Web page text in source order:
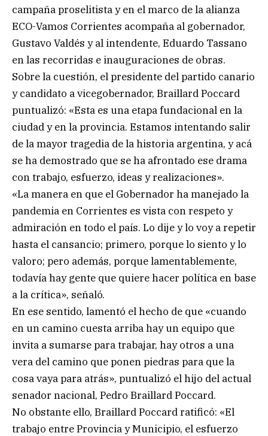
campaña proselitista y en el marco de la alianza
ECO-Vamos Corrientes acompaña al gobernador,
Gustavo Valdés y al intendente, Eduardo Tassano
en las recorridas e inauguraciones de obras.
Sobre la cuestión, el presidente del partido canario
y candidato a vicegobernador, Braillard Poccard
puntualizó: «Esta es una etapa fundacional en la
ciudad y en la provincia. Estamos intentando salir
de la mayor tragedia de la historia argentina, y acá
se ha demostrado que se ha afrontado ese drama
con trabajo, esfuerzo, ideas y realizaciones».
«La manera en que el Gobernador ha manejado la
pandemia en Corrientes es vista con respeto y
admiración en todo el país. Lo dije y lo voy a repetir
hasta el cansancio; primero, porque lo siento y lo
valoro; pero además, porque lamentablemente,
todavía hay gente que quiere hacer política en base
a la crítica», señaló.
En ese sentido, lamentó el hecho de que «cuando
en un camino cuesta arriba hay un equipo que
invita a sumarse para trabajar, hay otros a una
vera del camino que ponen piedras para que la
cosa vaya para atrás», puntualizó el hijo del actual
senador nacional, Pedro Braillard Poccard.
No obstante ello, Braillard Poccard ratificó: «El
trabajo entre Provincia y Municipio, el esfuerzo